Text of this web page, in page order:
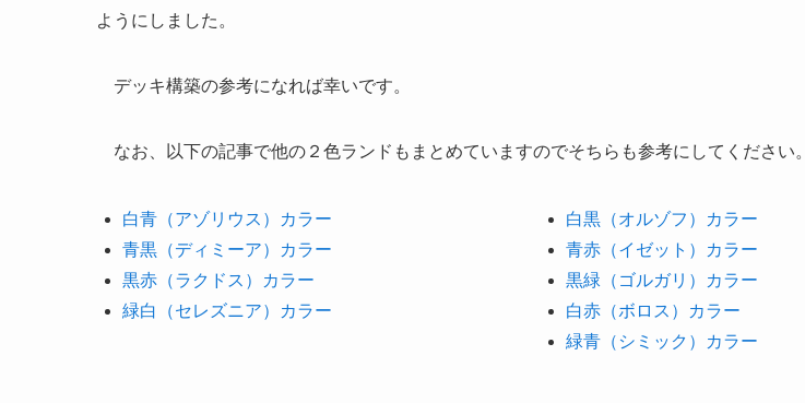
ようにしました。
デッキ構築の参考になれば幸いです。
なお、以下の記事で他の２色ランドもまとめていますのでそちらも参考にしてください。
白青（アゾリウス）カラー
青黒（ディミーア）カラー
黒赤（ラクドス）カラー
緑白（セレズニア）カラー
白黒（オルゾフ）カラー
青赤（イゼット）カラー
黒緑（ゴルガリ）カラー
白赤（ボロス）カラー
緑青（シミック）カラー